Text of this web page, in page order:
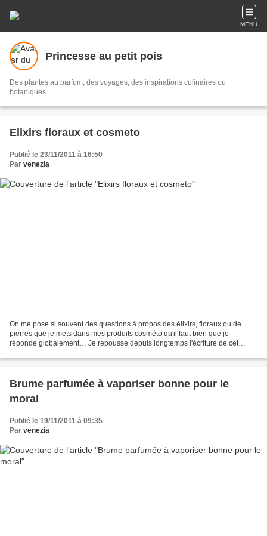
MENU
Princesse au petit pois
Des plantes au parfum, des voyages, des inspirations culinaires ou
botaniques
Elixirs floraux et cosmeto
Publié le 23/11/2011 à 16:50
Par venezia
On me pose si souvent des questions à propos des élixirs, floraux ou de
pierres que je mets dans mes produits cosméto qu'il faut bien que je
réponde globalement… Je repousse depuis longtemps l'écriture de cet
Brume parfumée à vaporiser bonne pour le
moral
Publié le 19/11/2011 à 09:35
Par venezia